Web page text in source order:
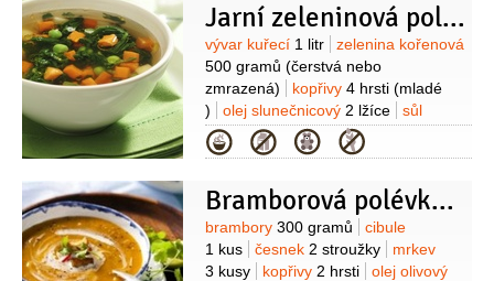
Jarní zeleninová polévka
Suroviny
vývar kuřecí 1 litr
zelenina kořenová
500 gramů (čerstvá nebo
zmrazená)
kopřivy 4 hrsti (mladé
)
olej slunečnicový 2 lžíce sůl
Kategorie
Bramborová polévka s kopřivami
Suroviny
brambory 300 gramů
cibule
1 kus
česnek 2 stroužky
mrkev
3 kusy
kopřivy 2 hrsti
olej olivový